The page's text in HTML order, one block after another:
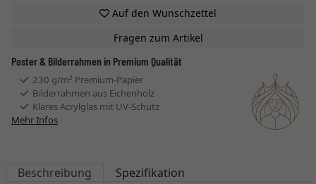
Auf den Wunschzettel
Fragen zum Artikel
Poster & Bilderrahmen in Premium Qualität
230 g/m² Premium-Papier
Bilderrahmen aus Eichenholz
Klares Acrylglas mit UV-Schutz
Mehr Infos
Beschreibung Spezifikation